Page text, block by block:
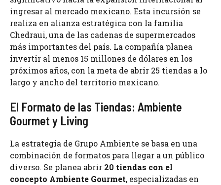
ingresar al mercado mexicano. Esta incursión se
realiza en alianza estratégica con la familia
Chedraui, una de las cadenas de supermercados
más importantes del país. La compañía planea
invertir al menos 15 millones de dólares en los
próximos años, con la meta de abrir 25 tiendas a lo
largo y ancho del territorio mexicano.
El Formato de las Tiendas: Ambiente
Gourmet y Living
La estrategia de Grupo Ambiente se basa en una
combinación de formatos para llegar a un público
diverso. Se planea abrir 20 tiendas con el
concepto Ambiente Gourmet, especializadas en